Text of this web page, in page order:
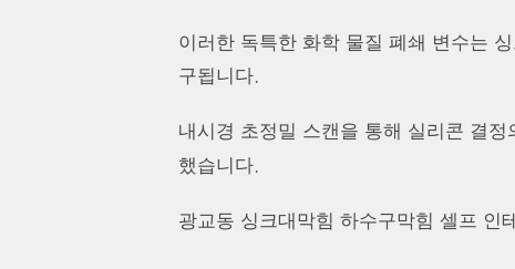
이러한 독특한 화학 물질 폐쇄 변수는
구됩니다.
내시경 초정밀 스캔을 통해 실리콘 결
했습니다.
광교동 싱크대막힘 하수구막힘 셀프 인